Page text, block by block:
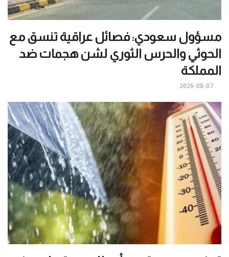
مسؤول سعودي: فصائل عراقية تنسق مع
الحوثي والحرس الثوري لشن هجمات ضد
المملكة
2026-08-07